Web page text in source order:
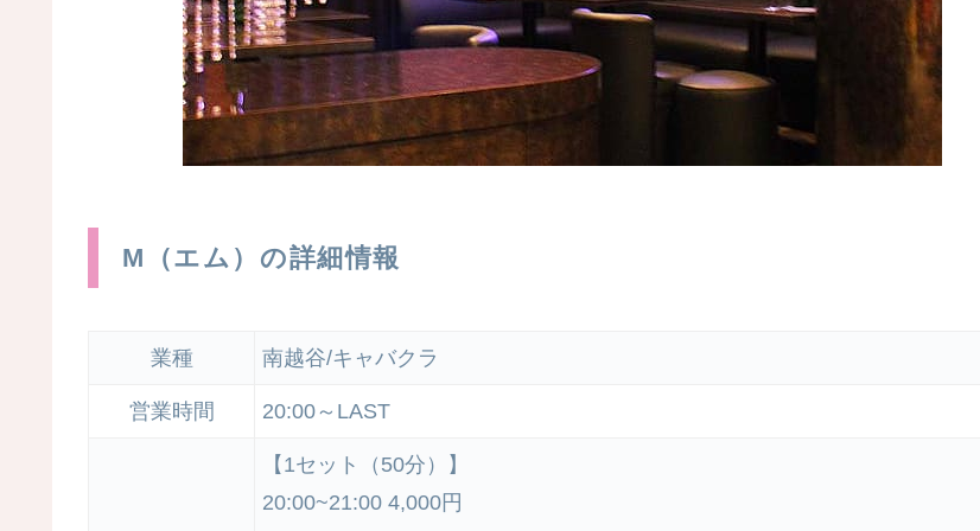
M（エム）の詳細情報
業種 南越谷/キャバクラ
営業時間 20:00～LAST
【1セット（50分）】
20:00~21:00 4,000円